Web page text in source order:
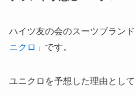
ハイツ友の会のスーツブラン
ニクロ」 です。
ユニクロを予想した理由とし